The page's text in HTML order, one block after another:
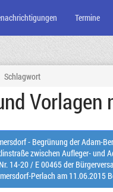
Termine
Schlagwort
der Adam-Berg-Straße sowie
zwischen Aufleger- und
Perlach am 11.06.2015 Begrünung der
Adam-Berg-Straße, Ausweitung